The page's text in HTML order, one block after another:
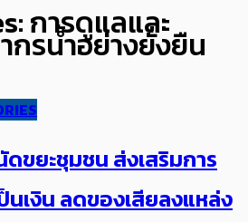
การดูแลและ
รน้ำอย่างยั่งยืน
ขยะชุมชน ส่งเสริมการ
เงิน ลดของเสียลงแหล่ง